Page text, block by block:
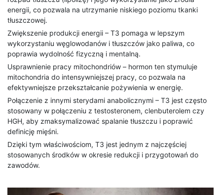
energii, co pozwala na utrzymanie niskiego poziomu tkanki
tłuszczowej.
Zwiększenie produkcji energii – T3 pomaga w lepszym
wykorzystaniu węglowodanów i tłuszczów jako paliwa, co
poprawia wydolność fizyczną i mentalną.
Usprawnienie pracy mitochondriów – hormon ten stymuluje
mitochondria do intensywniejszej pracy, co pozwala na
efektywniejsze przekształcanie pożywienia w energię.
Połączenie z innymi sterydami anabolicznymi – T3 jest często
stosowany w połączeniu z testosteronem, clenbuterolem czy
HGH, aby zmaksymalizować spalanie tłuszczu i poprawić
definicję mięśni.
Dzięki tym właściwościom, T3 jest jednym z najczęściej
stosowanych środków w okresie redukcji i przygotowań do
zawodów.